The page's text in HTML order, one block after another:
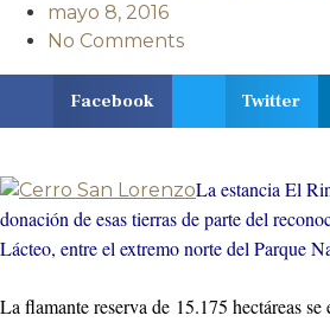
mayo 8, 2016
No Comments
Facebook Twitter
La estancia El
donación de esas tierras de parte del
Lácteo, entre el extremo norte del Parque
La flamante reserva de 15.175 hectáreas